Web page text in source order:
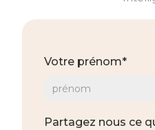
Votre prénom*
Partagez nous ce